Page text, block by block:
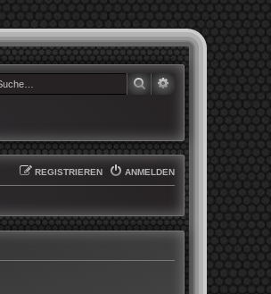
SUCHE
ANMELDEN
REGISTRIEREN